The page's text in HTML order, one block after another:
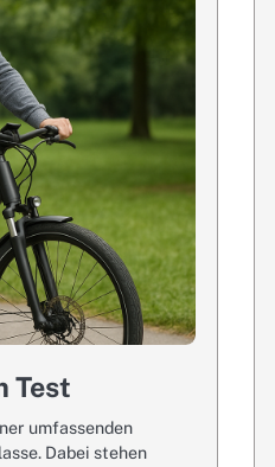
Test
umfassenden
Dabei stehen